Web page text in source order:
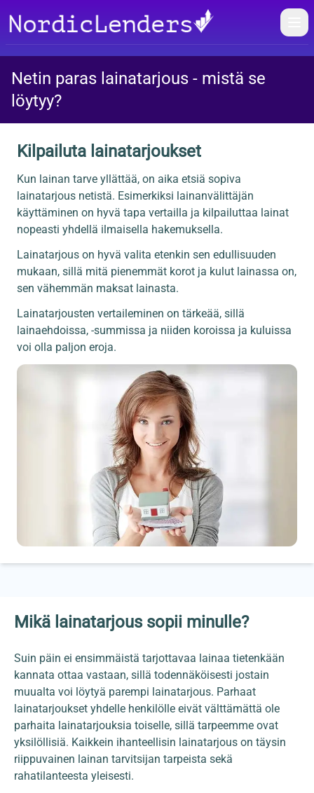
Netin paras lainatarjous - mistä se
löytyy?
Kilpailuta lainatarjoukset
Kun lainan tarve yllättää, on aika etsiä sopiva
lainatarjous netistä. Esimerkiksi lainanvälittäjän
käyttäminen on hyvä tapa vertailla ja kilpailuttaa lainat
nopeasti yhdellä ilmaisella hakemuksella.
Lainatarjous on hyvä valita etenkin sen edullisuuden
mukaan, sillä mitä pienemmät korot ja kulut lainassa on,
sen vähemmän maksat lainasta.
Lainatarjousten vertaileminen on tärkeää, sillä
lainaehdoissa, -summissa ja niiden koroissa ja kuluissa
voi olla paljon eroja.
Mikä lainatarjous sopii minulle?
Suin päin ei ensimmäistä tarjottavaa lainaa tietenkään
kannata ottaa vastaan, sillä todennäköisesti jostain
muualta voi löytyä parempi lainatarjous. Parhaat
lainatarjoukset yhdelle henkilölle eivät välttämättä ole
parhaita lainatarjouksia toiselle, sillä tarpeemme ovat
yksilöllisiä. Kaikkein ihanteellisin lainatarjous on täysin
riippuvainen lainan tarvitsijan tarpeista sekä
rahatilanteesta yleisesti.